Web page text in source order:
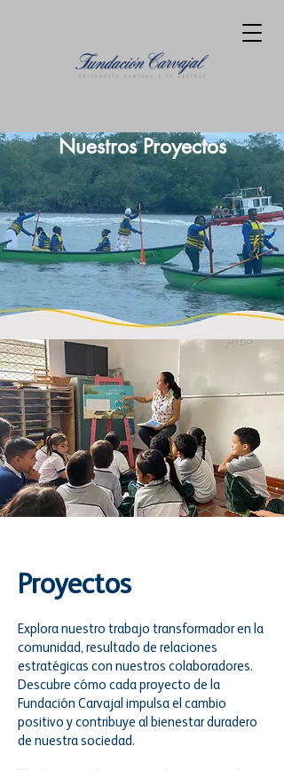
Nuestros Proyectos
Proyectos
Explora nuestro trabajo transformador en la
comunidad, resultado de relaciones
estratégicas con nuestros colaboradores.
Descubre cómo cada proyecto de la
Fundación Carvajal impulsa el cambio
positivo y contribuye al bienestar duradero
de nuestra sociedad.